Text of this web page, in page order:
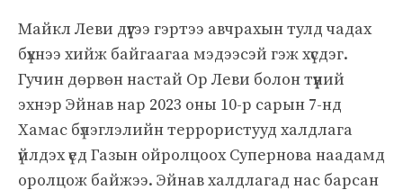
Майкл Леви дүүгээ гэртээ авчрахын тулд чадах
бүхнээ хийж байгаагаа мэдээсэй гэж хүсдэг.
Гучин дөрвөн настай Ор Леви болон түүний
эхнэр Эйнав нар 2023 оны 10-р сарын 7-нд
Хамас бүлэглэлийн террористууд халдлага
үйлдэх үед Газын ойролцоох Супернова наадамд
оролцож байжээ. Эйнав халдлагад нас барсан